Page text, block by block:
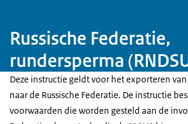
Russische Federatie,
rundersperma
Deze instructie geldt voor het exporteren
naar de Russische Federatie. De instructie
voorwaarden die worden gesteld aan de